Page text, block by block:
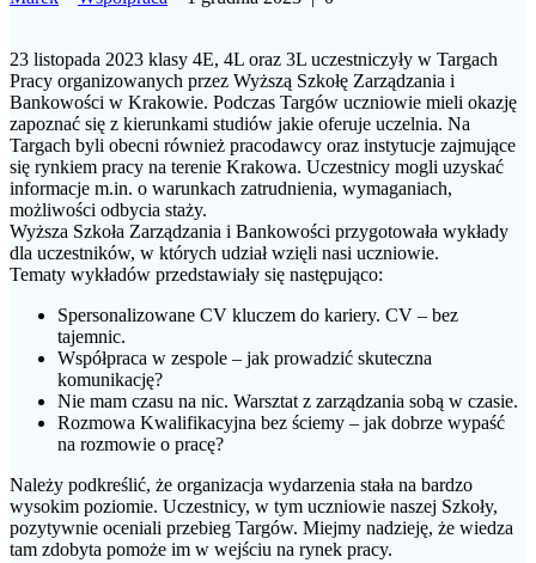
23 listopada 2023 klasy 4E, 4L oraz 3L uczestniczyły w Targach
Pracy organizowanych przez Wyższą Szkołę Zarządzania i
Bankowości w Krakowie. Podczas Targów uczniowie mieli okazję
zapoznać się z kierunkami studiów jakie oferuje uczelnia. Na
Targach byli obecni również pracodawcy oraz instytucje zajmujące
się rynkiem pracy na terenie Krakowa. Uczestnicy mogli uzyskać
informacje m.in. o warunkach zatrudnienia, wymaganiach,
możliwości odbycia staży.
Wyższa Szkoła Zarządzania i Bankowości przygotowała wykłady
dla uczestników, w których udział wzięli nasi uczniowie.
Tematy wykładów przedstawiały się następująco:
Spersonalizowane CV kluczem do kariery. CV – bez
tajemnic.
Współpraca w zespole – jak prowadzić skuteczna
komunikację?
Nie mam czasu na nic. Warsztat z zarządzania sobą w czasie.
Rozmowa Kwalifikacyjna bez ściemy – jak dobrze wypaść
na rozmowie o pracę?
Należy podkreślić, że organizacja wydarzenia stała na bardzo
wysokim poziomie. Uczestnicy, w tym uczniowie naszej Szkoły,
pozytywnie oceniali przebieg Targów. Miejmy nadzieję, że wiedza
tam zdobyta pomoże im w wejściu na rynek pracy.